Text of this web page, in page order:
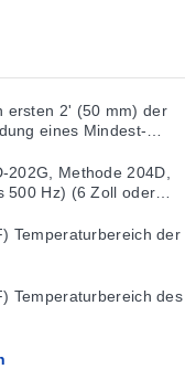
ersten 2' (50 mm) der
eines Mindest-
Methode 204D,
500 Hz) (6 Zoll oder
Temperaturbereich der
Temperaturbereich des